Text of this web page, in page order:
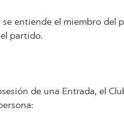
se entiende el miembro del
partido.
de una Entrada, el